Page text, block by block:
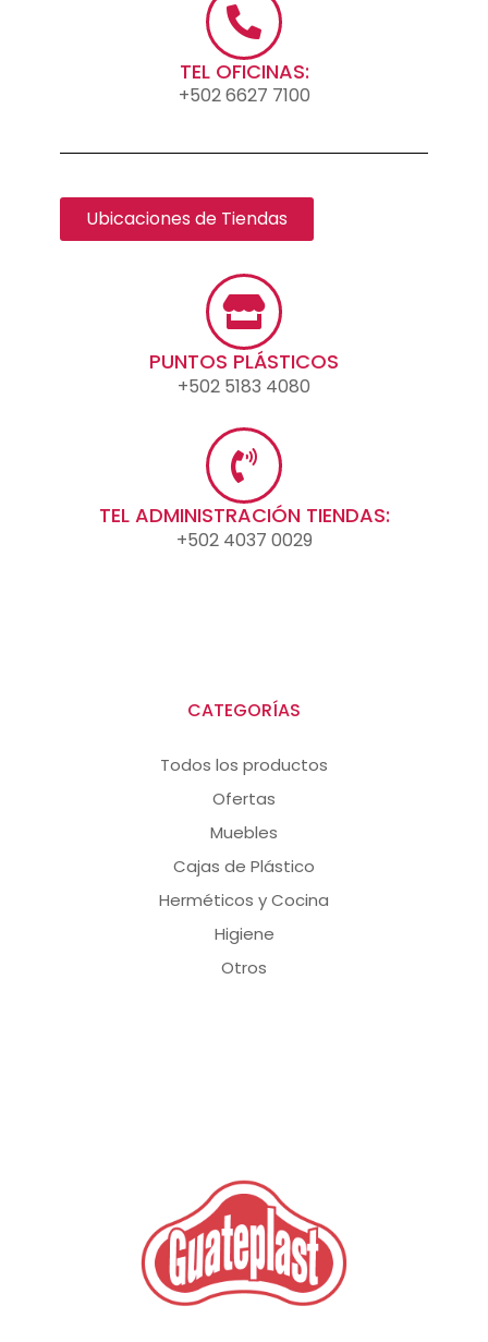
TEL OFICINAS:
+502 6627 7100
Ubicaciones de Tiendas
PUNTOS PLÁSTICOS
+502 5183 4080
TEL ADMINISTRACIÓN TIENDAS:
+502 4037 0029
CATEGORÍAS
Todos los productos
Ofertas
Muebles
Cajas de Plástico
Herméticos y Cocina
Higiene
Otros